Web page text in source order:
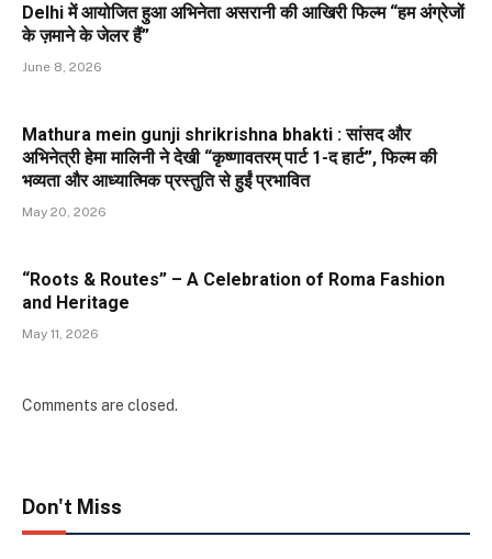
Delhi में आयोजित हुआ अभिनेता असरानी की आखिरी फिल्म “हम अंग्रेजों
के ज़माने के जेलर हैं”
June 8, 2026
Mathura mein gunji shrikrishna bhakti : सांसद और
अभिनेत्री हेमा मालिनी ने देखी “कृष्णावतरम् पार्ट 1-द हार्ट”, फिल्म की
भव्यता और आध्यात्मिक प्रस्तुति से हुईं प्रभावित
May 20, 2026
“Roots & Routes” – A Celebration of Roma Fashion
and Heritage
May 11, 2026
Comments are closed.
Don't Miss